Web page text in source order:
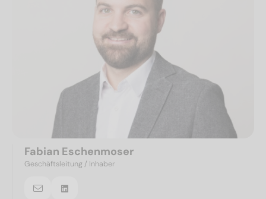
Fabian Eschenmoser
Geschäftsleitung / Inhaber